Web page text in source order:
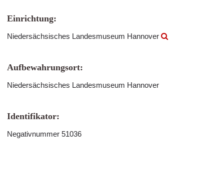
Einrichtung:
Niedersächsisches Landesmuseum Hannover
Aufbewahrungsort:
Niedersächsisches Landesmuseum Hannover
Identifikator:
Negativnummer 51036